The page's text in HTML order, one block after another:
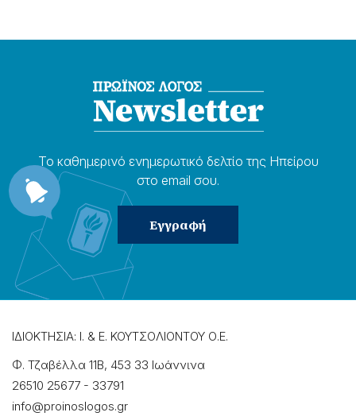
Το καθημερɩνό ενημερωτɩκό δελτίο της Ηπείρου
στο email σου.
ΙΔΙΟΚΤΗΣΙΑ: Ι. & Ε. ΚΟΥΤΣΟΛΙΟΝΤΟΥ Ο.Ε.
Φ. Τζαβέλλα 11Β, 453 33 Ιωάννɩνα
26510 25677 - 33791
info@proinoslogos.gr